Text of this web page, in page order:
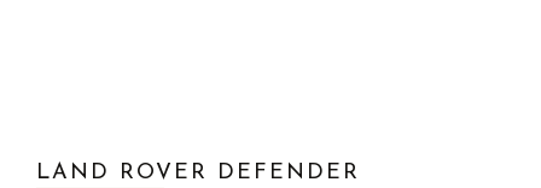
LAND ROVER DEFENDER